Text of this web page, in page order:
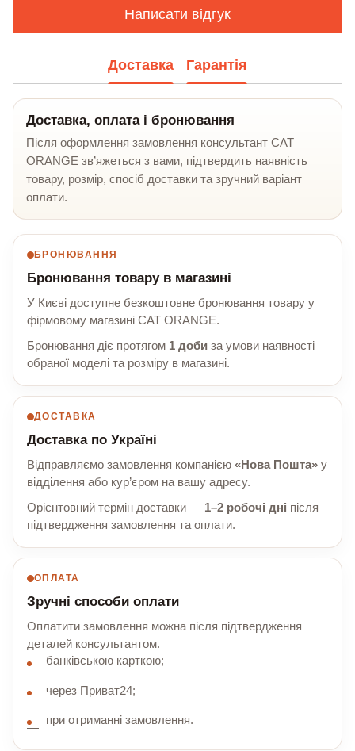
Написати відгук
Доставка Гарантія
Доставка, оплата і бронювання
Після оформлення замовлення консультант CAT
ORANGE зв’яжеться з вами, підтвердить наявність
товару, розмір, спосіб доставки та зручний варіант
оплати.
БРОНЮВАННЯ
Бронювання товару в магазині
У Києві доступне безкоштовне бронювання товару у
фірмовому магазині CAT ORANGE.
Бронювання діє протягом 1 доби за умови наявності
обраної моделі та розміру в магазині.
ДОСТАВКА
Доставка по Україні
Відправляємо замовлення компанією «Нова Пошта» у
відділення або кур’єром на вашу адресу.
Орієнтовний термін доставки — 1–2 робочі дні після
підтвердження замовлення та оплати.
ОПЛАТА
Зручні способи оплати
Оплатити замовлення можна після підтвердження
деталей консультантом.
банківською карткою;
через Приват24;
при отриманні замовлення.